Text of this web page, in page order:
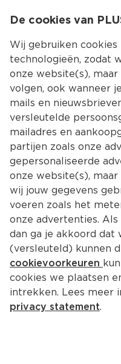
Terug
Danone Skyr
Per Fles 270 g
De cookies van
Wij gebruiken
technologieën, zodat
onze website(s),
volgen, ook wanneer
mails en
versleutelde
mailadres en
partijen zoals onze
gepersonaliseerde
onze website(s),
wij jouw gegevens
voeren zoals het
onze advertenties.
dan ga je akkoord dat
(versleuteld) kunnen
cookievoorkeuren
cookies we plaatsen
intrekken. Lees meer
privacy statement.